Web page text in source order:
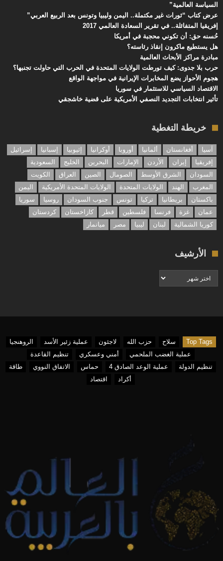
السياسة العالمية”
عرض كتاب “ثورات غير مكتملة.. اليمن وليبيا وتونس بعد الربيع العربي”
إفريقيا المتفائلة.. في تقرير السعادة العالمي 2017
حُسنه حق: أن تكوني محجبة في أمريكا
هل يستطيع ماكرون إنقاذ رئاسته؟
مبادرة مراكز الأبحاث العالمية
حرب بلا جدوى: كيف تورطت الولايات المتحدة في الحرب التي حاولت تجنبها؟
هجوم الأحواز يضع المخابرات الإيرانية في مواجهة الواقع
الاقتصاد السياسي للاستثمار في سوريا
تأثير انتخابات التجديد النصفي الأمريكية على قضية خاشجقي
خريطة التغطية
آسيا أفغانستان ألمانيا أوروبا أوكرانيا إثيوبيا إسبانيا
إسرائيل
إفريقيا
إيران الأردن الإمارات البحرين الخليج
السعودية
السودان
الشرق الأوسط الصومال الصين العراق
الكويت
المغرب
الهند الولايات المتحدة الولايات المتحدة الأمريكية
اليمن
باكستان
بريطانيا تركيا تونس جنوب السودان روسيا
سوريا
عمان
غزة فرنسا فلسطين قطر كازاخستان
كردستان
كوريا الشمالية
لبنان ليبيا مصر ميانمار
الأرشيف
الأرشيف
Top Tags سلاح حزب الله لاجئون عملية زئير الأسد
الروهنجيا
عملية الغضب الملحمي
أمني وعسكري
تنظيم القاعدة
تنظيم الدولة
عملية الوعد الصادق 4 حماس الاتفاق النووي
طاقة
أكراد
اقتصاد